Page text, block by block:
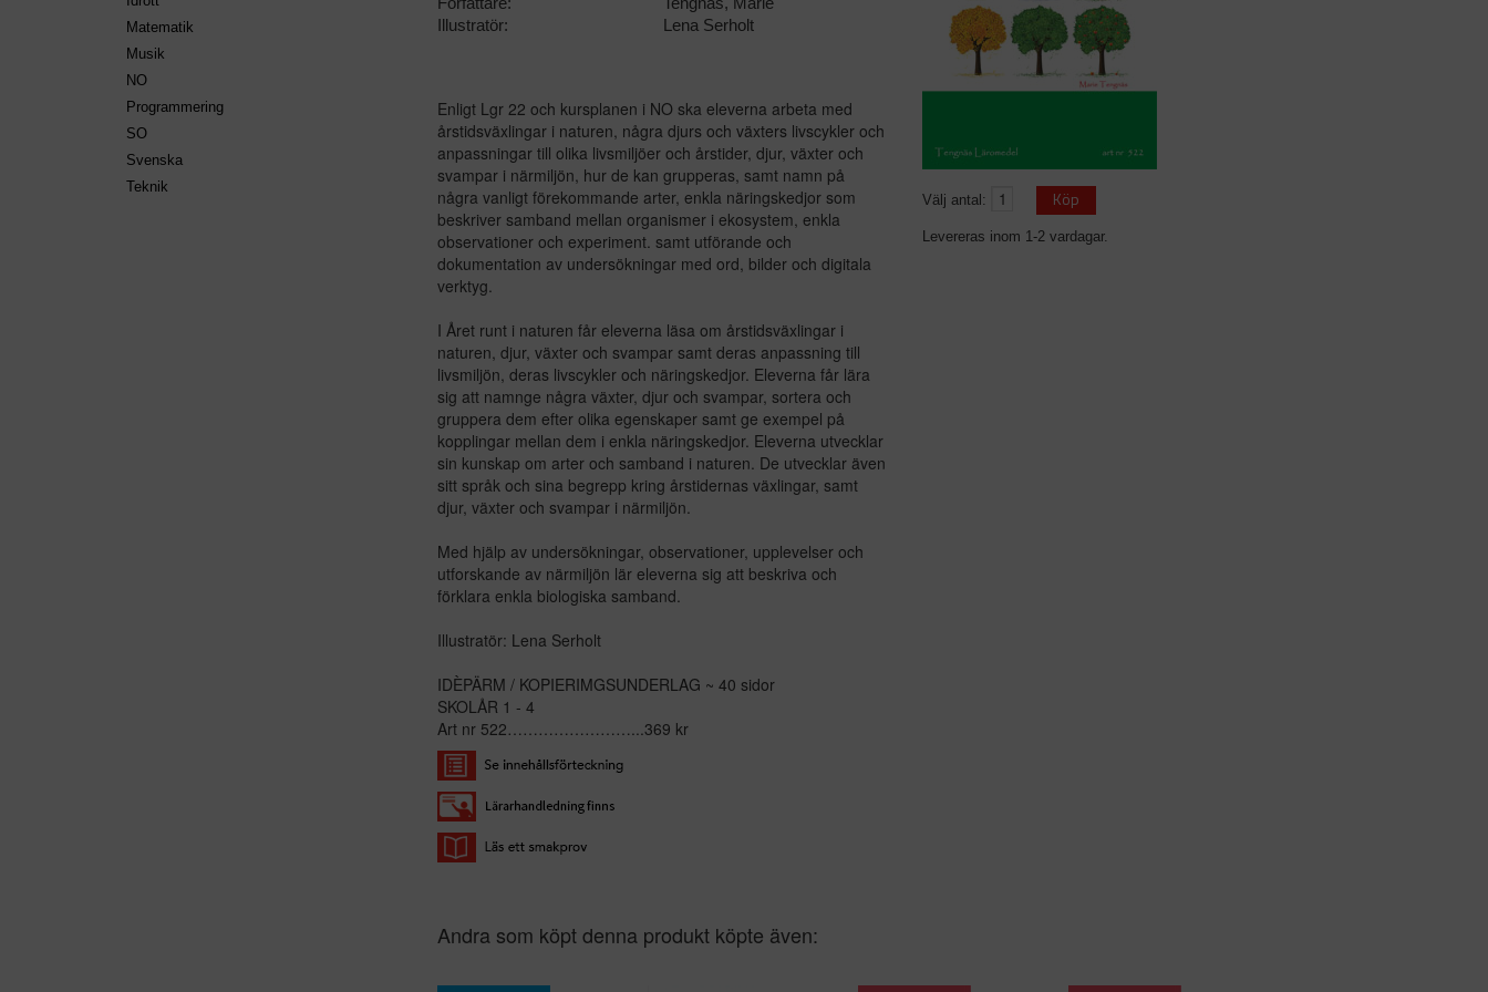
Matematik
Musik
NO
Programmering
SO
Svenska
Teknik
Välj antal: Köp
Levereras inom 1-2 vardagar.
Illustratör:
Lena Serholt
Enligt Lgr 22 och kursplanen i NO ska eleverna arbeta med
årstidsväxlingar i naturen, några djurs och växters livscykler och
anpassningar till olika livsmiljöer och årstider, djur, växter och
svampar i närmiljön, hur de kan grupperas, samt namn på
några vanligt förekommande arter, enkla näringskedjor som
beskriver samband mellan organismer i ekosystem, enkla
observationer och experiment. samt utförande och
dokumentation av undersökningar med ord, bilder och digitala
verktyg.
I Året runt i naturen får eleverna läsa om årstidsväxlingar i
naturen, djur, växter och svampar samt deras anpassning till
livsmiljön, deras livscykler och näringskedjor. Eleverna får lära
sig att namnge några växter, djur och svampar, sortera och
gruppera dem efter olika egenskaper samt ge exempel på
kopplingar mellan dem i enkla näringskedjor. Eleverna utvecklar
sin kunskap om arter och samband i naturen. De utvecklar även
sitt språk och sina begrepp kring årstidernas växlingar, samt
djur, växter och svampar i närmiljön.
Med hjälp av undersökningar, observationer, upplevelser och
utforskande av närmiljön lär eleverna sig att beskriva och
förklara enkla biologiska samband.
Illustratör: Lena Serholt
IDÈPÄRM / KOPIERIMGSUNDERLAG ~ 40 sidor
SKOLÅR 1 - 4
Art nr 522……………………...369 kr
Andra som köpt denna produkt köpte även: